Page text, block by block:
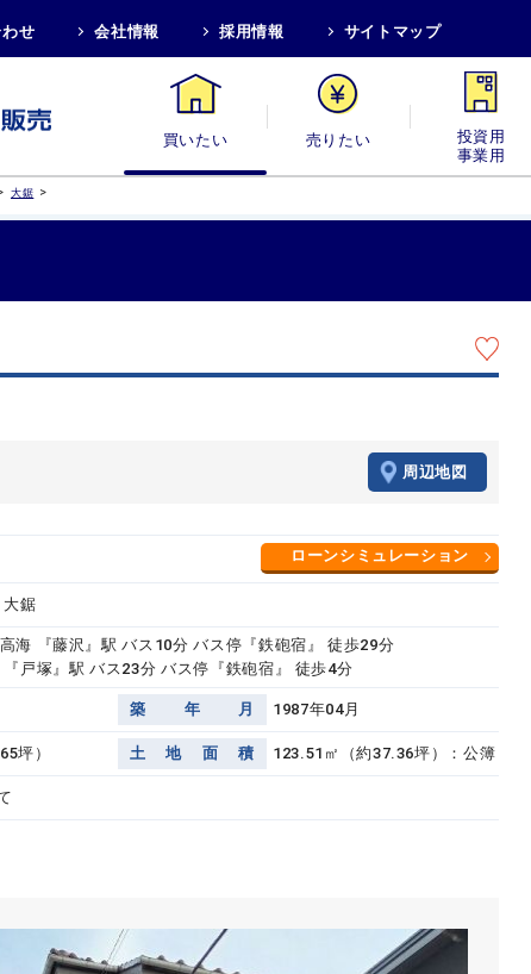
せ 会社情報 採用情報 サイトマップ
買いたい 売りたい 投資用・事業用
大鋸 >
周辺地図
ローンシミュレーション
大鋸
海 『藤沢』駅 バス10分 バス停『鉄砲宿』 徒歩29分
戸塚』駅 バス23分 バス停『鉄砲宿』 徒歩4分
築 年 月 1987年04月
坪） 土 地 面 積 123.51㎡（約37.36坪）：公簿